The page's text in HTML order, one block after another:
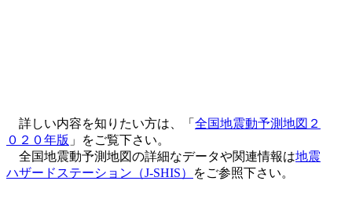
詳しい内容を知りたい方は、「 全国地震動予測地図２
０２０年版 」をご覧下さい。
全国地震動予測地図の詳細なデータや関連情報は地震
ハザードステーション（J-SHIS）
をご参照下さい。